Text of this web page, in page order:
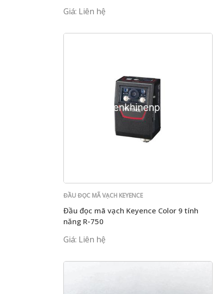
Giá: Liên hệ
ĐẦU ĐỌC MÃ VẠCH KEYENCE
Đầu đọc mã vạch Keyence Color 9 tính
năng R-750
Giá: Liên hệ